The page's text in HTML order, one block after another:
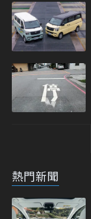
熱門新聞